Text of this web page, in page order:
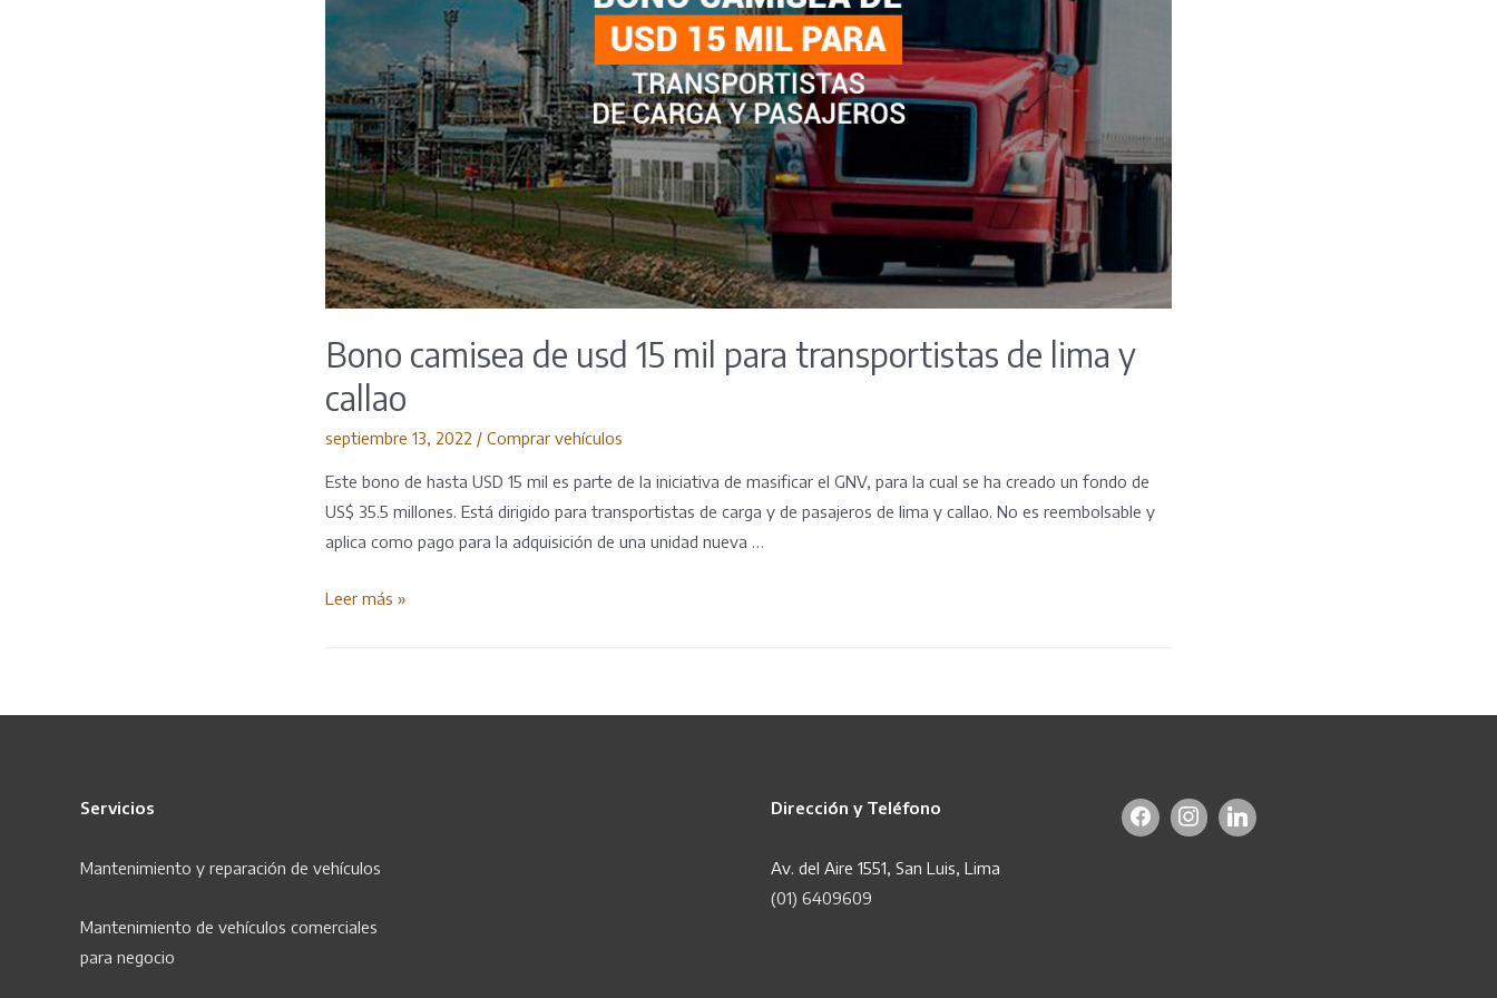
Bono camisea de usd 15 mil para transportistas de lima y
callao
septiembre 13, 2022 / Comprar vehículos
Este bono de hasta USD 15 mil es parte de la iniciativa de masificar el GNV, para la cual se ha creado un fondo de
US$ 35.5 millones. Está dirigido para transportistas de carga y de pasajeros de lima y callao. No es reembolsable y
aplica como pago para la adquisición de una unidad nueva …
Bono
15
lima
callao
Leer más »
Servicios
Mantenimiento y reparación de vehículos
Mantenimiento de vehículos comerciales
para negocio
Dirección y Teléfono
Av. del Aire 1551, San Luis, Lima
(01) 6409609